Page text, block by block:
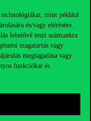
mint például
és/vagy elérésére.
lehetővé teszi számunkra
magatartás vagy
megtagadása vagy
funkciókat és